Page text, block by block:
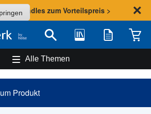
Bundles zum Vorteilspreis >
Suche Bibliothek Merkliste
Alle Themen
Produkt